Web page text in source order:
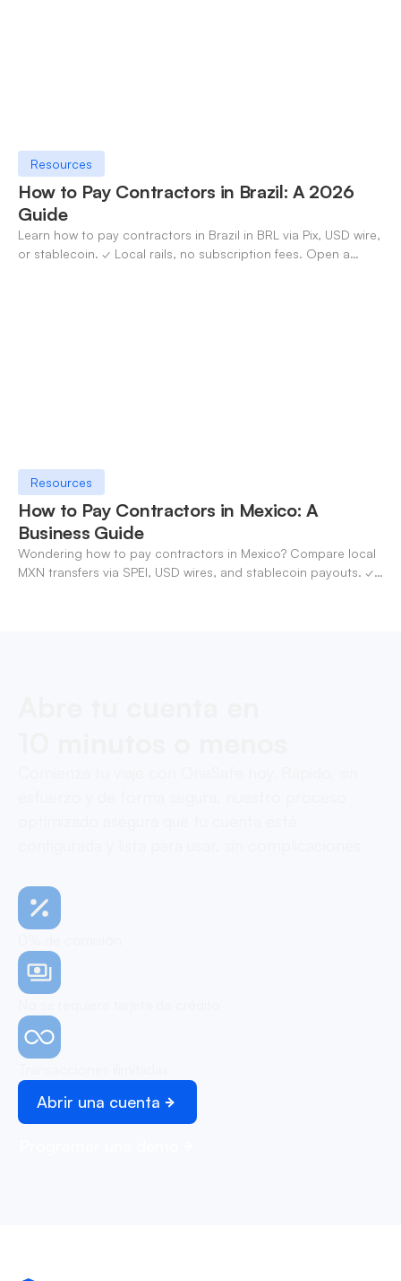
Resources
How to Pay Contractors in Brazil: A 2026
Guide
Learn how to pay contractors in Brazil in BRL via Pix, USD wire,
or stablecoin. ✓ Local rails, no subscription fees. Open a
Resources
How to Pay Contractors in Mexico: A
Business Guide
Wondering how to pay contractors in Mexico? Compare local
MXN transfers via SPEI, USD wires, and stablecoin payouts. ✓
Abrir una cuenta